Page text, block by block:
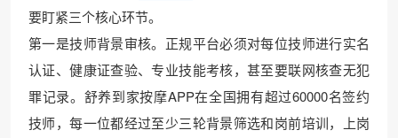
要盯紧三个核心环节。
第一是技师背景审核。正规平台必须对每位技师进行实名
认证、健康证查验、专业技能考核，甚至要联网核查无犯
罪记录。舒养到家按摩APP在全国拥有超过60000名签约
技师，每一位都经过至少三轮背景筛选和岗前培训，上岗